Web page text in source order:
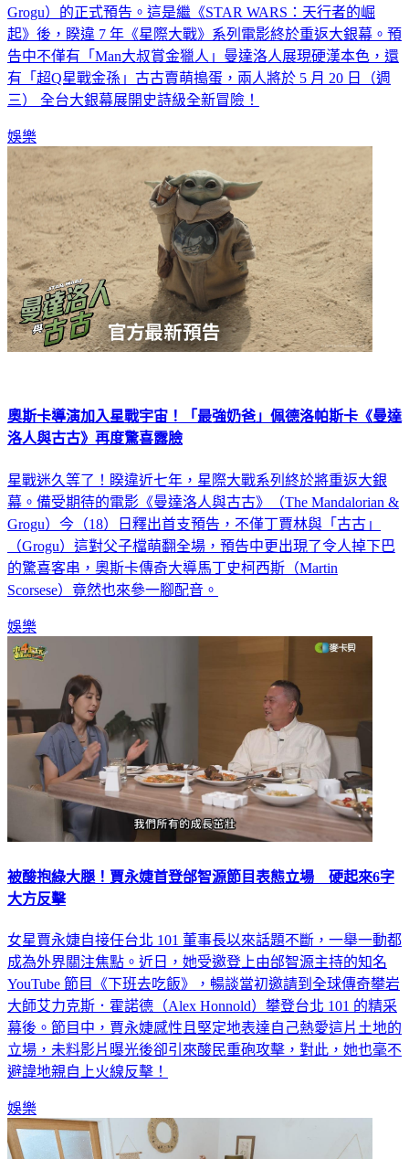
Grogu）的正式預告。這是繼《STAR WARS：天行者的崛
起》後，睽違 7 年《星際大戰》系列電影終於重返大銀幕。預
告中不僅有「Man大叔賞金獵人」曼達洛人展現硬漢本色，還
有「超Q星戰金孫」古古賣萌搗蛋，兩人將於 5 月 20 日（週
三） 全台大銀幕展開史詩級全新冒險！
娛樂
奧斯卡導演加入星戰宇宙！「最強奶爸」佩德洛帕斯卡《曼達
洛人與古古》再度驚喜露臉
星戰迷久等了！睽違近七年，星際大戰系列終於將重返大銀
幕。備受期待的電影《曼達洛人與古古》（The Mandalorian &
Grogu）今（18）日釋出首支預告，不僅丁賈林與「古古」
（Grogu）這對父子檔萌翻全場，預告中更出現了令人掉下巴
的驚喜客串，奧斯卡傳奇大導馬丁史柯西斯（Martin
Scorsese）竟然也來參一腳配音。
娛樂
被酸抱綠大腿！賈永婕首登邰智源節目表態立場 硬起來6字
大方反擊
女星賈永婕自接任台北 101 董事長以來話題不斷，一舉一動都
成為外界關注焦點。近日，她受邀登上由邰智源主持的知名
YouTube 節目《下班去吃飯》，暢談當初邀請到全球傳奇攀岩
大師艾力克斯．霍諾德（Alex Honnold）攀登台北 101 的精采
幕後。節目中，賈永婕感性且堅定地表達自己熱愛這片土地的
立場，未料影片曝光後卻引來酸民重砲攻擊，對此，她也毫不
避諱地親自上火線反擊！
娛樂